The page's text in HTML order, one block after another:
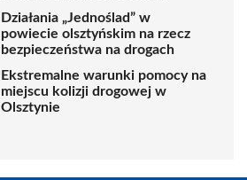
Działania „Jednoślad” w
powiecie olsztyńskim na rzecz
bezpieczeństwa na drogach
Ekstremalne warunki pomocy na
miejscu kolizji drogowej w
Olsztynie